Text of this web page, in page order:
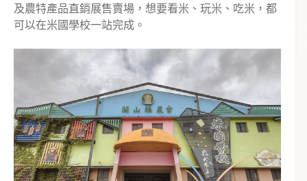
及農特產品直銷展售賣場，想要看米、玩米、吃米，都
可以在米國學校一站完成。